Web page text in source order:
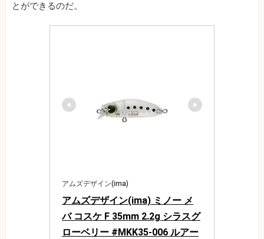
とができるのだ。
アムズデザイン(ima)
アムズデザイン(ima) ミノー メ
バ コスケ F 35mm 2.2g シラスグ
ローベリー #MKK35-006 ルアー